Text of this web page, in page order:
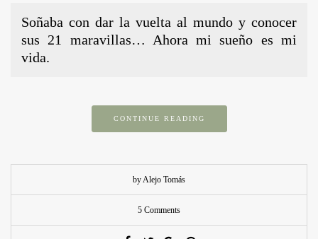
Soñaba con dar la vuelta al mundo y conocer
sus 21 maravillas… Ahora mi sueño es mi
vida.
CONTINUE READING
by Alejo Tomás
5 Comments